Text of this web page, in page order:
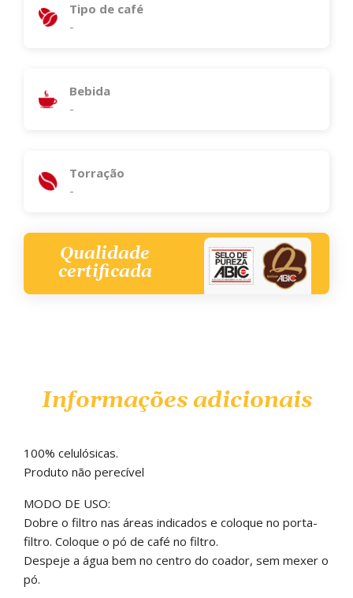
Tipo de café
-
Bebida
-
Torração
-
Qualidade
certificada
Informações adicionais
100% celulósicas.
Produto não perecível
MODO DE USO:
Dobre o filtro nas áreas indicados e coloque no porta-
filtro. Coloque o pó de café no filtro.
Despeje a água bem no centro do coador, sem mexer o
pó.